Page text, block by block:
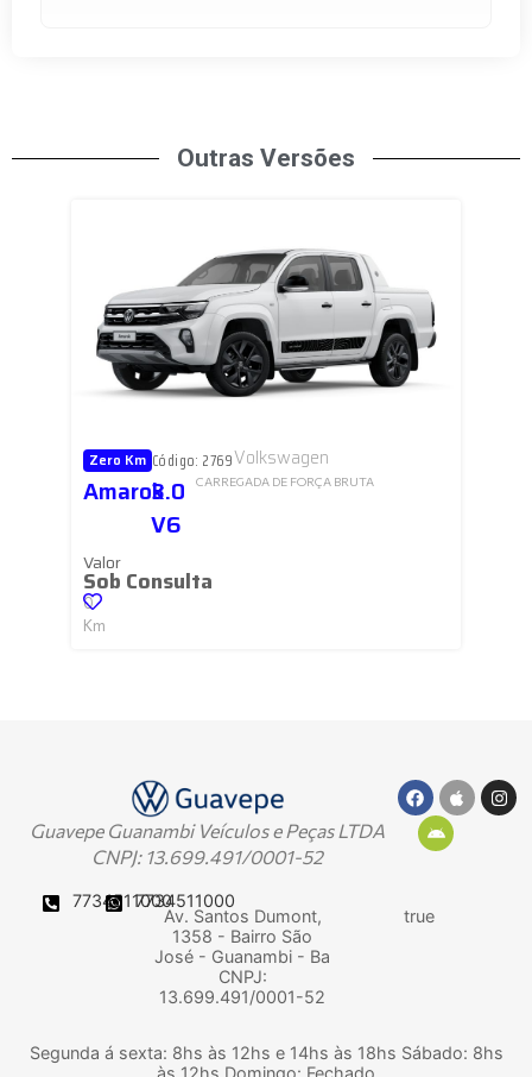
Outras Versões
Zero Km Código: 2769Volkswagen
Amarok3.0
V6
CARREGADA DE FORÇA BRUTA
Valor
Sob Consulta
0
Km
Guavepe Guanambi Veículos e Peças LTDA
CNPJ: 13.699.491/0001-52
77345110007734511000
Av. Santos Dumont,
1358 - Bairro São
José - Guanambi - Ba
CNPJ:
13.699.491/0001-52
true
Segunda á sexta: 8hs às 12hs e 14hs às 18hs Sábado: 8hs
às 12hs Domingo: Fechado